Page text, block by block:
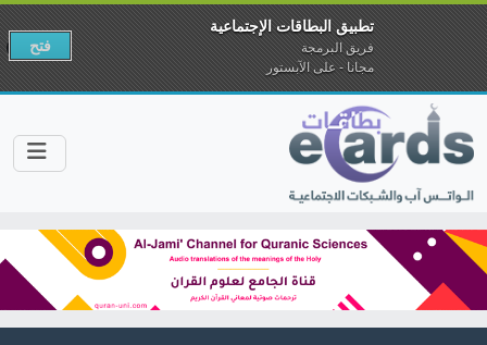
تطبيق البطاقات الإجتماعية
فريق البرمجة
مجانا - على الآبستور
فتح